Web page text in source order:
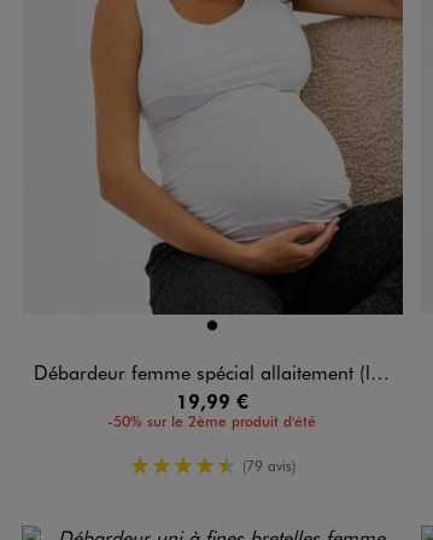
Disponible en 1 colorisNOIR
Débardeur femme spécial allaitement (lot de 2)
19,99 €
-50% sur le 2ème produit d'été
4.5/5 de moyenne
(79 avis)